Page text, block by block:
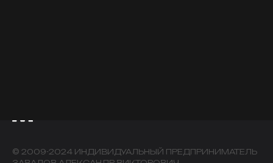
© 2009-2024 ИНДИВИДУАЛЬНЫЙ ПРЕДПРИНИМАТЕЛЬ